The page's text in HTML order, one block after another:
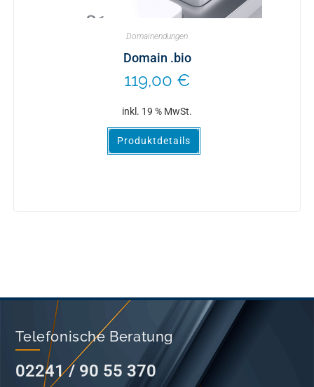
Domainendungen
Domain .bio
119,00 €
inkl. 19 % MwSt.
Produktdetails
Telefonische Beratung
02241 / 90 55 370